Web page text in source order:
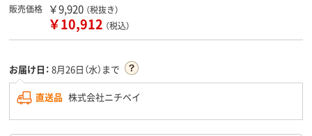
販売価格 ￥9,920 （税抜き）
￥10,912 （税込）
お届け日： 8月26日（水）まで
直送品 株式会社ニチベイ